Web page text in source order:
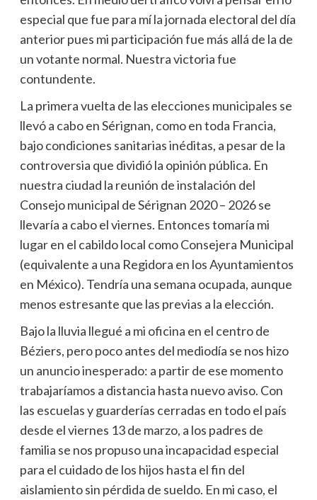
especial que fue para mí la jornada electoral del día
anterior pues mi participación fue más allá de la de
un votante normal. Nuestra victoria fue
contundente.
La primera vuelta de las elecciones municipales se
llevó a cabo en Sérignan, como en toda Francia,
bajo condiciones sanitarias inéditas, a pesar de la
controversia que dividió la opinión pública. En
nuestra ciudad la reunión de instalación del
Consejo municipal de Sérignan 2020 – 2026 se
llevaría a cabo el viernes. Entonces tomaría mi
lugar en el cabildo local como Consejera Municipal
(equivalente a una Regidora en los Ayuntamientos
en México). Tendría una semana ocupada, aunque
menos estresante que las previas a la elección.
Bajo la lluvia llegué a mi oficina en el centro de
Béziers, pero poco antes del mediodía se nos hizo
un anuncio inesperado: a partir de ese momento
trabajaríamos a distancia hasta nuevo aviso. Con
las escuelas y guarderías cerradas en todo el país
desde el viernes 13 de marzo, a los padres de
familia se nos propuso una incapacidad especial
para el cuidado de los hijos hasta el fin del
aislamiento sin pérdida de sueldo. En mi caso, el